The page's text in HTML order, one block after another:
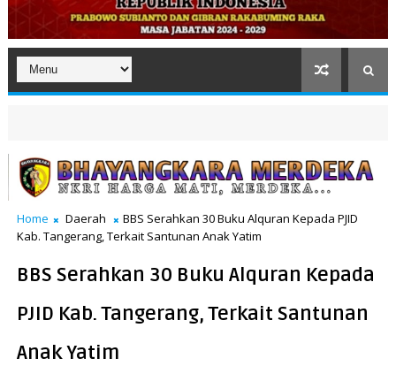
Home Daerah
BBS Serahkan 30 Buku Alquran Kepada PJID
Kab. Tangerang, Terkait Santunan Anak Yatim
BBS Serahkan 30 Buku Alquran Kepada
PJID Kab. Tangerang, Terkait Santunan
Anak Yatim